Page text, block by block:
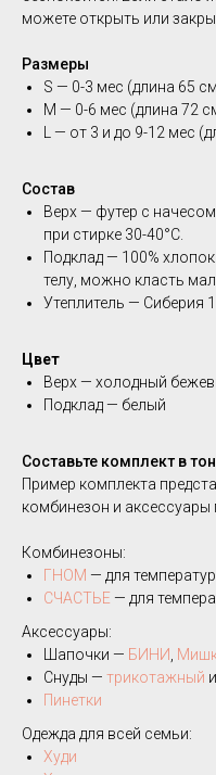
можете открыть или
Размеры
S — 0-3 мес (длина 65
М — 0-6 мес (длина 72
L — от 3 и до 9-12 мес
Состав
Верх — футер с
при стирке 30-40°C.
Подклад — 100%
телу, можно класть
Утеплитель — Сиберия
Цвет
Верх — холодный
Подклад — белый
Составьте комплект в тон
Пример комплекта
комбинезон и аксессуары
Комбинезоны:
ГНОМ — для
СЧАСТЬЕ — для
Аксессуары:
Шапочки — БИНИ
Снуды — трикотажный
Пинетки
Одежда для всей семьи:
Худи